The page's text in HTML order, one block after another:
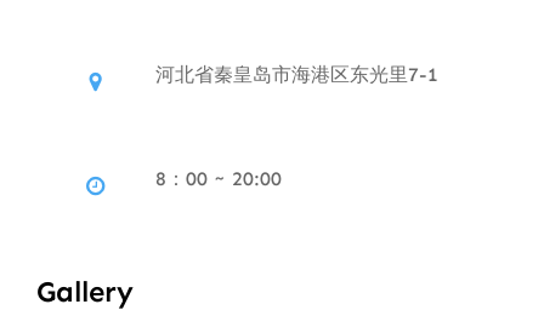
河北省秦皇岛市海港区东光里7-1
8：00 ~ 20:00
Gallery